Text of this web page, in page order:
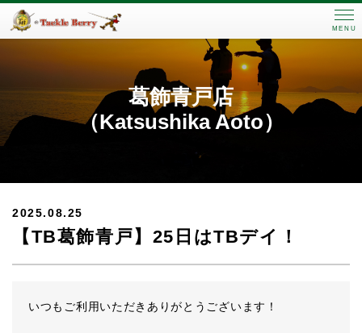
MENU
葛飾青戸店
（Katsushika Aoto）
2025.08.25
【TB葛飾青戸】25日はTBデイ！
いつもご利用いただきありがとうございます！